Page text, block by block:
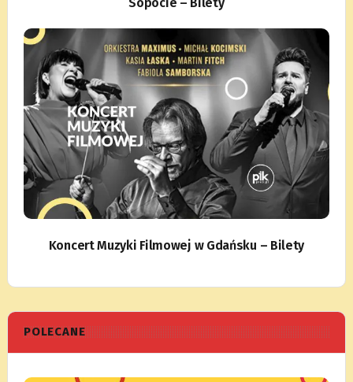
Koncert Muzyki Filmowej w Gdańsku – Bilety
POLECANE